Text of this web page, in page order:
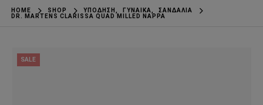
HOME SHOP ΥΠΌΔΗΣΗ, ΓΥΝΑΊΚΑ,
ΣΑΝΔΆΛΙΑ
DR. MARTENS CLARISSA QUAD MILLED NAPPA
SALE